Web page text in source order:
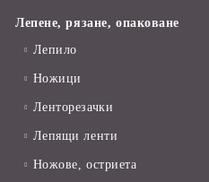
Лепене, рязане, опаковане
Лепило
Ножици
Ленторезачки
Лепящи ленти
Ножове, остриета